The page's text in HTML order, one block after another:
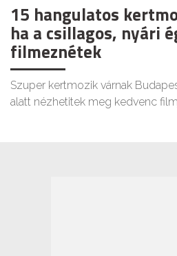
15 hangulatos
ha a csillagos, nyári
filmeznétek
Szuper kertmozik várnak
alatt nézhetitek meg kedvenc